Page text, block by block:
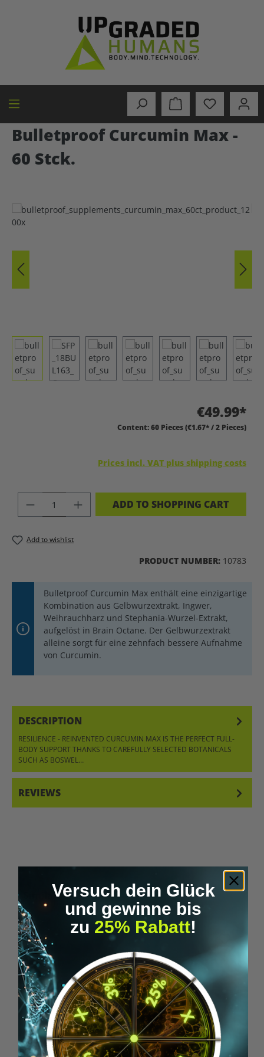
Bulletproof Curcumin Max -
60 Stck.
Skip image gallery
€49.99*
Content:60 Pieces(€1.67* / 2 Pieces)
Prices incl. VAT plus shipping costs
PRODUCT QUANTITY: ENTER THE
ADD TO SHOPPING CART
Add to wishlist
PRODUCT NUMBER: 10783
Bulletproof Curcumin Max enthält eine einzigartige
Kombination aus Gelbwurzextrakt, Ingwer,
Weihrauchharz und Stephania-Wurzel-Extrakt,
aufgelöst in Brain Octane. Der Gelbwurzextrakt
alleine sorgt für eine zehnfach bessere Aufnahme
von Curcumin.
DESCRIPTION
RESILIENCE - REINVENTED CURCUMIN MAX IS THE PERFECT FULL-
BODY SUPPORT THANKS TO CAREFULLY SELECTED BOTANICALS
SUCH AS BOSWEL…
REVIEWS
Skip product gallery
Similar Items
Versuch dein Glück
und gewinne bis
zu 25% Rabatt!